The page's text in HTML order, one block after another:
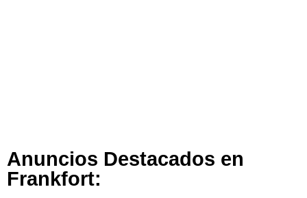
Anuncios Destacados en
Frankfort: